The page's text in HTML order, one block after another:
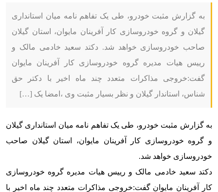
به گزارش مثبت خودرو، طی یک تفاهم نامه میان استانداری
گیلان و گروه خودروسازی کار آفرینان مایوان، استان گیلان
صاحب خودروسازی خواهد شد. دکتد سعید خادمی مالک و
رییس هیات مدیره گروه خودروسازی کار آفرینان مایوان
گفت:خروجی مذاکرات متعدد چند ماه اخیر با دکتر حق
شناس، استاندار گیلان و نظر بسیار مثبت وی ،امضا یک […]
به گزارش مثبت خودرو، طی یک تفاهم نامه میان استانداری گیلان
و گروه خودروسازی کار آفرینان مایوان، استان گیلان صاحب
خودروسازی خواهد شد.
دکتد سعید خادمی مالک و رییس هیات مدیره گروه خودروسازی
کار آفرینان مایوان گفت:خروجی مذاکرات متعدد چند ماه اخیر با